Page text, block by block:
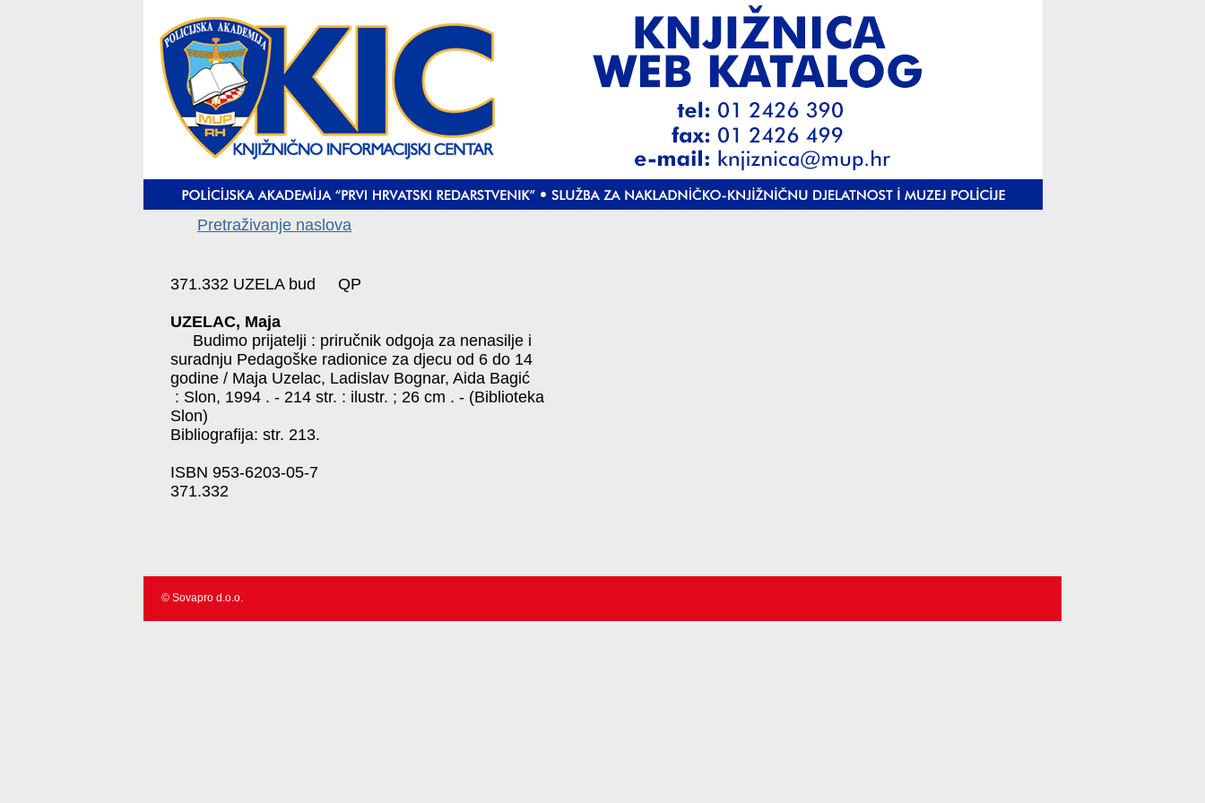
Pretraživanje naslova
371.332 UZELA bud QP
UZELAC, Maja
Budimo prijatelji : priručnik odgoja za nenasilje i
suradnju Pedagoške radionice za djecu od 6 do 14
godine / Maja Uzelac, Ladislav Bognar, Aida Bagić
: Slon, 1994 . - 214 str. : ilustr. ; 26 cm . - (Biblioteka
Slon)
Bibliografija: str. 213.
ISBN 953-6203-05-7
371.332
© Sovapro d.o.o.